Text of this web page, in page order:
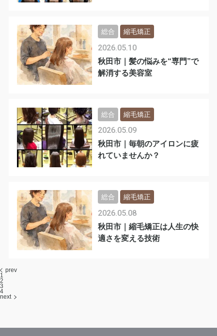
秋田市｜髪の悩みを“専門”で
解消する美容室
2026.05.10
総合 縮毛矯正
秋田市｜毎朝のアイロンに疲
れていませんか？
2026.05.09
総合 縮毛矯正
秋田市｜縮毛矯正は人生の快
適さを変える技術
2026.05.08
総合 縮毛矯正
prev
1
2
3
4
next